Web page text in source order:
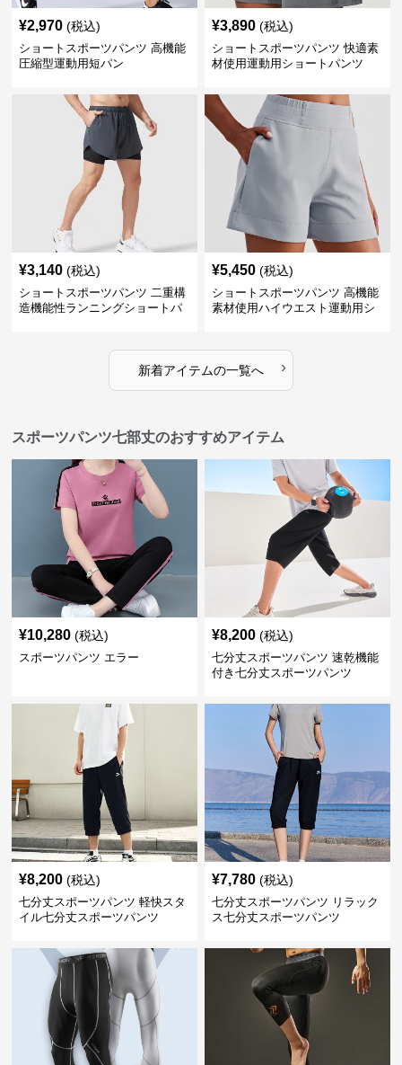
¥2,970 (税込)
ショートスポーツパンツ 高機能
圧縮型運動用短パン
¥3,890 (税込)
ショートスポーツパンツ 快適素
材使用運動用ショートパンツ
¥3,140 (税込)
ショートスポーツパンツ 二重構
造機能性ランニングショートパ
¥5,450 (税込)
ショートスポーツパンツ 高機能
素材使用ハイウエスト運動用シ
新着アイテムの一覧へ ›
スポーツパンツ七部丈のおすすめアイテム
¥10,280 (税込)
スポーツパンツ エラー
¥8,200 (税込)
七分丈スポーツパンツ 速乾機能
付き七分丈スポーツパンツ
¥8,200 (税込)
七分丈スポーツパンツ 軽快スタ
イル七分丈スポーツパンツ
¥7,780 (税込)
七分丈スポーツパンツ リラック
ス七分丈スポーツパンツ